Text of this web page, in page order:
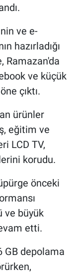
ve e-
hazırladığı
Ramazan'da
ve küçük
çıktı.
ürünler
eğitim ve
LCD TV,
korudu.
önceki
ve büyük
etti.
GB depolama